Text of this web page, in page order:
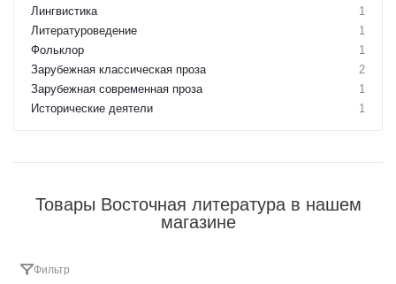
Лингвистика
1
Литературоведение
1
Фольклор
1
Зарубежная классическая проза
2
Зарубежная современная проза
1
Исторические деятели
1
Товары Восточная литература в нашем
магазине
Фильтр